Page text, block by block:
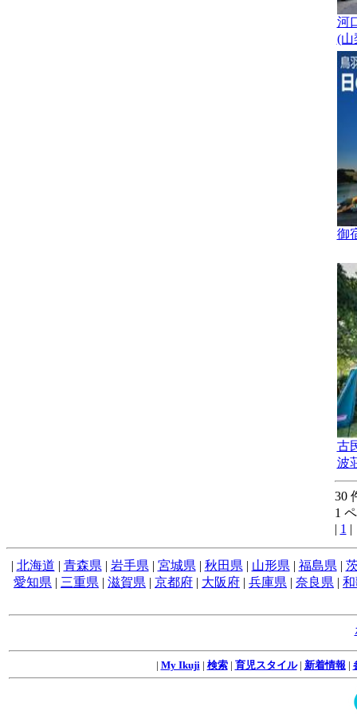
河
(山
御
古
波
30
1
| 1 |
| 北海道 | 青森県 | 岩手県 | 宮城県 | 秋田県 | 山形県 | 福島県 |
愛知県 | 三重県 | 滋賀県 | 京都府 | 大阪府 | 兵庫県 | 奈良県 |
| My Ikuji | 検索| 育児スタイル| 新着情報 |